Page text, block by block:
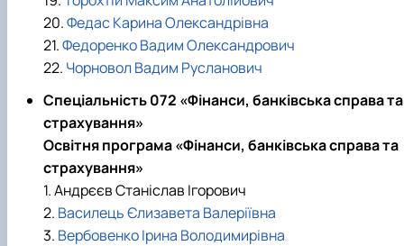
20.Федас Карина Олександрівна
21.Федоренко Вадим Олександрович
22. Чорновол Вадим Русланович
Спеціальність 072 «Фінанси, банківська справа та
страхування»
Освітня програма «Фінанси, банківська справа та
страхування»
1. Андрєєв Станіслав Ігорович
2. Василець Єлизавета Валеріївна
3. Вербовенко Ірина Володимирівна